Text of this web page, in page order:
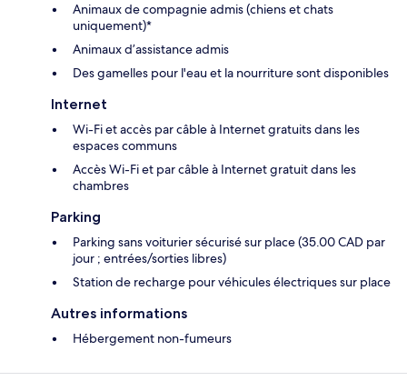
Animaux de compagnie admis (chiens et chats
uniquement)*
Animaux d’assistance admis
Des gamelles pour l'eau et la nourriture sont disponibles
Internet
Wi-Fi et accès par câble à Internet gratuits dans les
espaces communs
Accès Wi-Fi et par câble à Internet gratuit dans les
chambres
Parking
Parking sans voiturier sécurisé sur place (35.00 CAD par
jour ; entrées/sorties libres)
Station de recharge pour véhicules électriques sur place
Autres informations
Hébergement non-fumeurs